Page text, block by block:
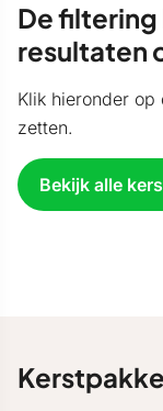
De
resultaten
Klik hieronder
zetten.
Bekijk alle